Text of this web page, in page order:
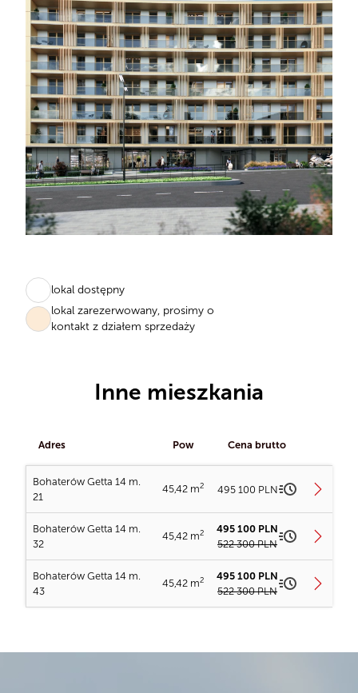
lokal dostępny
lokal zarezerwowany, prosimy o
kontakt z działem sprzedaży
Inne mieszkania
Adres Pow Cena brutto
Bohaterów Getta 14 m.
21
45,42 m2 495 100 PLN
Ładowanie planów...
Ładowanie obrazu...
Bohaterów Getta 14 m. 21
Bohaterów Getta 14 m.
32
45,42 m2
495 100 PLN
522 300 PLN
Ładowanie planów...
Ładowanie obrazu...
Bohaterów Getta 14 m.
43
45,42 m2
495 100 PLN
522 300 PLN
Ładowanie planów...
Ładowanie obrazu...